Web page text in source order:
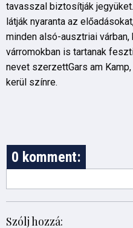
tavasszal biztosítják
látják nyaranta az
minden alsó-ausztriai
várromokban is tartanak
nevet szerzettGars am
kerül színre.
0 komment:
Szólj hozzá: